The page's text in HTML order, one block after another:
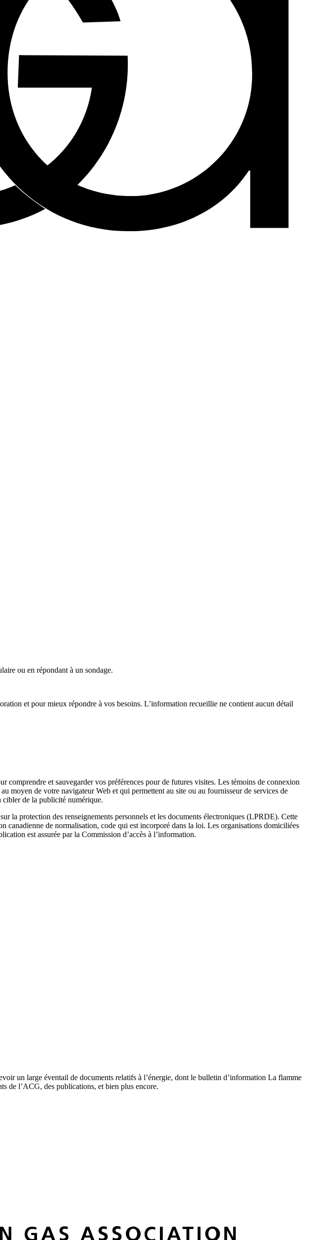
ou en répondant à un sondage.
et pour mieux répondre à vos besoins. L’information recueillie ne contient aucun détail
et sauvegarder vos préférences pour de futures visites. Les témoins de connexion
moyen de votre navigateur Web et qui permettent au site ou au fournisseur de services de
cibler de la publicité numérique.
la protection des renseignements personnels et les documents électroniques (LPRDE). Cette
canadienne de normalisation, code qui est incorporé dans la loi. Les organisations domiciliées
est assurée par la Commission d’accès à l’information.
un large éventail de documents relatifs à l’énergie, dont le bulletin d’information La flamme
de l’ACG, des publications, et bien plus encore.